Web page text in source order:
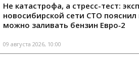
Не катастрофа, а стресс-тест:
новосибирской сети СТО пояснил
можно заливать бензин Евро‑2
09 августа 2026, 10:00